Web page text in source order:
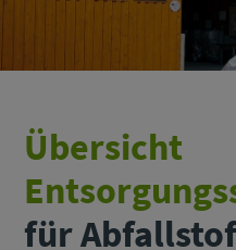
Übersicht
für